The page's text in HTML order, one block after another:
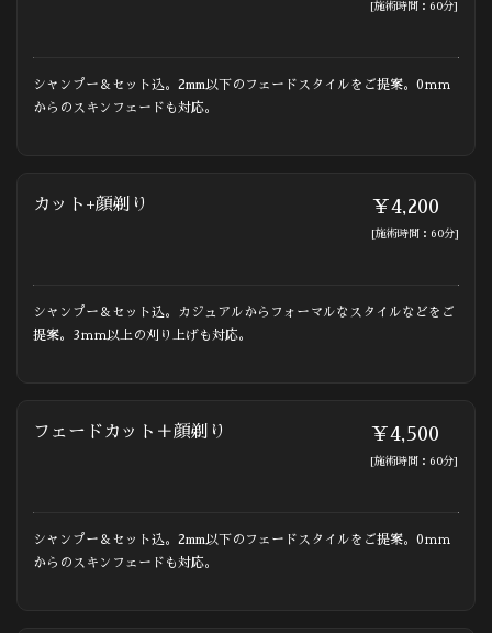
[施術時間：60分]
シャンプー＆セット込。2mm以下のフェードスタイルをご提案。0ｍｍ
からのスキンフェードも対応。
カット+顔剃り ￥4,200
[施術時間：60分]
シャンプー＆セット込。カジュアルからフォーマルなスタイルなどをご
提案。3ｍｍ以上の刈り上げも対応。
フェードカット＋顔剃り ￥4,500
[施術時間：60分]
シャンプー＆セット込。2mm以下のフェードスタイルをご提案。0ｍｍ
からのスキンフェードも対応。